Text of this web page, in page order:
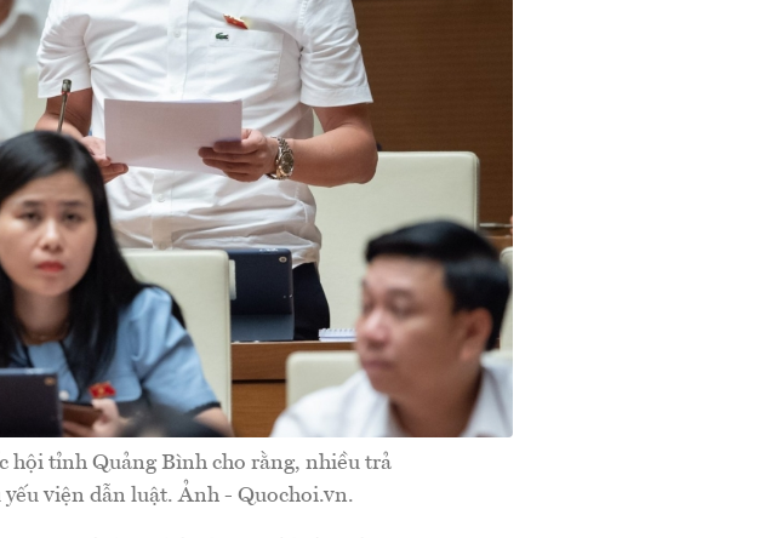
tỉnh Quảng Bình cho rằng, nhiều trả
viện dẫn luật. Ảnh - Quochoi.vn.